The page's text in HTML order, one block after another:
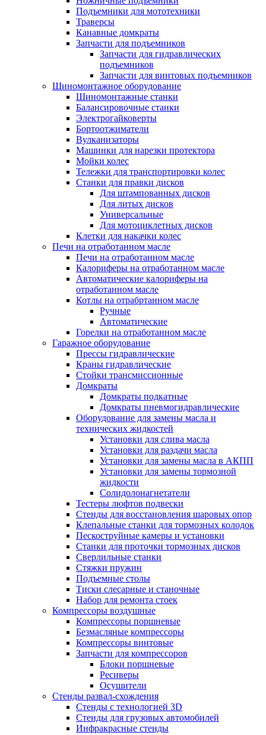
Подъемники для мототехники
Траверсы
Канавные домкраты
Запчасти для подъемников
Запчасти для гидравлических
подъемников
Запчасти для винтовых подъемников
Шиномонтажное оборудование
Шиномонтажные станки
Балансировочные станки
Электрогайковерты
Бортоотжиматели
Вулканизаторы
Машинки для нарезки протектора
Мойки колес
Тележки для транспортировки колес
Станки для правки дисков
Для штампованных дисков
Для литых дисков
Универсальные
Для мотоциклетных дисков
Клетки для накачки колес
Печи на отработанном масле
Печи на отработанном масле
Калориферы на отработанном масле
Автоматические калориферы на
отработанном масле
Котлы на отрабртанном масле
Ручные
Автоматические
Горелки на отработанном масле
Гаражное оборудование
Прессы гидравлические
Краны гидравлические
Стойки трансмиссионные
Домкраты
Домкраты подкатные
Домкраты пневмогидравлические
Оборудование для замены масла и
технических жидкостей
Установки для слива масла
Установки для раздачи масла
Установки для замены масла в АКПП
Установки для замены тормозной
жидкости
Солидолонагнетатели
Тестеры люфтов подвески
Стенды для восстановления шаровых опор
Клепальные станки для тормозных колодок
Пескоструйные камеры и установки
Станки для проточки тормозных дисков
Сверлильные станки
Стяжки пружин
Подъемные столы
Тиски слесарные и станочные
Набор для ремонта стоек
Компрессоры воздушные
Компрессоры поршневые
Безмасляные компрессоры
Компрессоры винтовые
Запчасти для компрессоров
Блоки поршневые
Ресиверы
Осушители
Стенды развал-схождения
Стенды с технологией 3D
Стенды для грузовых автомобилей
Инфракрасные стенды